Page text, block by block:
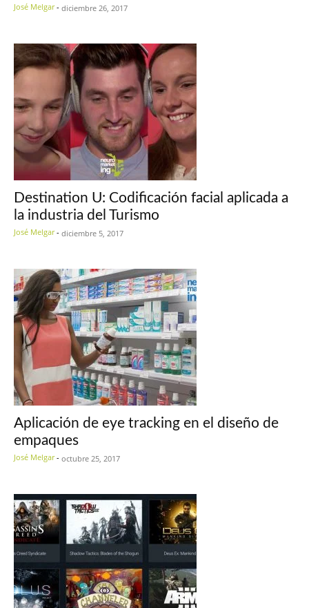
José Melgar - diciembre 26, 2017
Destination U: Codificación facial aplicada a
la industria del Turismo
José Melgar - diciembre 5, 2017
Aplicación de eye tracking en el diseño de
empaques
José Melgar - octubre 25, 2017